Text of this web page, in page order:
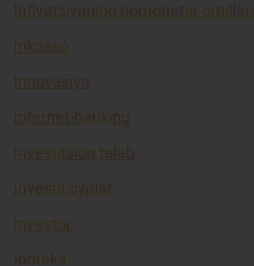
Inflyatsiyaning nomonetar omillari
Inkasso
Innovasiya
Internet-banking
Investitsion talab
Investitsiyalar
Investor
Ipoteka